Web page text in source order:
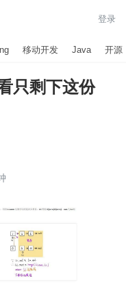
登录
移动开发 Java 开源
只剩下这份